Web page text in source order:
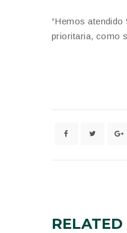
“Hemos
prioritaria, como
RELATED